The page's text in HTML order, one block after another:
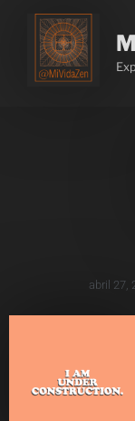
abril 27,